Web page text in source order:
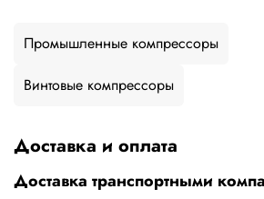
Промышленные компрессоры
Винтовые компрессоры
Доставка и оплата
Доставка транспортными